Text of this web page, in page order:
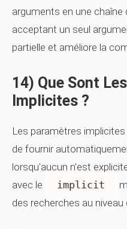
arguments en une
acceptant un seul
partielle et améliore la
14) Que Sont
Implicites ?
Les paramètres
de fournir
lorsqu'aucun n'est
avec le
implicit
des recherches au niveau